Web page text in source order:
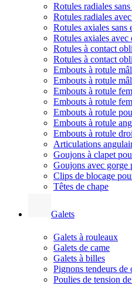
Rotules radiales
Rotules radiales
Rotules axiales sans
Rotules axiales avec
Rotules à contact
Rotules à contact
Embouts à rotule
Embouts à rotule
Embouts à rotule
Embouts à rotule
Embouts à rotule
Embouts à rotule
Embouts à rotule
Articulations
Goujons à clapet
Goujons avec gorge
Clips de blocage
Têtes de chape
Galets
Galets à rouleaux
Galets de came
Galets à billes
Pignons tendeurs de
Poulies de tension